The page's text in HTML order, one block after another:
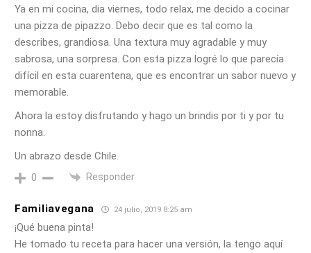
Ya en mi cocina, dia viernes, todo relax, me decido a cocinar
una pizza de pipazzo. Debo decir que es tal como la
describes, grandiosa. Una textura muy agradable y muy
sabrosa, una sorpresa. Con esta pizza logré lo que parecía
difícil en esta cuarentena, que es encontrar un sabor nuevo y
memorable.
Ahora la estoy disfrutando y hago un brindis por ti y por tu
nonna.
Un abrazo desde Chile.
0 Responder
Familiavegana 24 julio, 2019 8:25 am
¡Qué buena pinta!
He tomado tu receta para hacer una versión, la tengo aquí